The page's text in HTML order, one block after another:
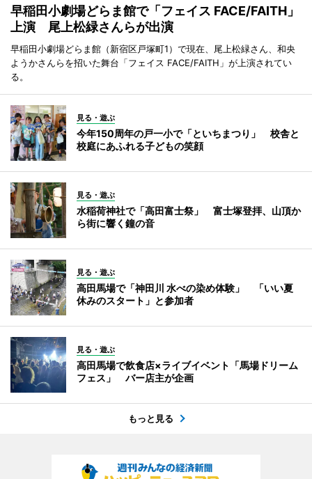
早稲田小劇場どらま館で「フェイス FACE/FAITH」
上演 尾上松緑さんらが出演
早稲田小劇場どらま館（新宿区戸塚町1）で現在、尾上松緑さん、和央
ようかさんらを招いた舞台「フェイス FACE/FAITH」が上演されてい
る。
見る・遊ぶ
今年150周年の戸一小で「といちまつり」 校舎と
校庭にあふれる子どもの笑顔
見る・遊ぶ
水稲荷神社で「高田富士祭」 富士塚登拝、山頂か
ら街に響く鐘の音
見る・遊ぶ
高田馬場で「神田川 水べの染め体験」 「いい夏
休みのスタート」と参加者
見る・遊ぶ
高田馬場で飲食店×ライブイベント「馬場ドリーム
フェス」 バー店主が企画
もっと見る